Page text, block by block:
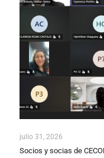
julio 31, 2026
Socios y socias de